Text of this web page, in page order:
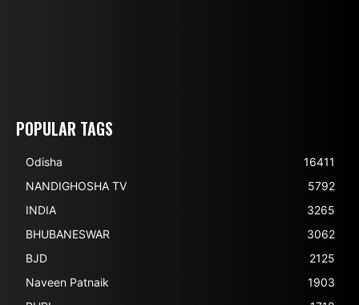
POPULAR TAGS
Odisha
16411
NANDIGHOSHA TV
5792
INDIA
3265
BHUBANESWAR
3062
BJD
2125
Naveen Patnaik
1903